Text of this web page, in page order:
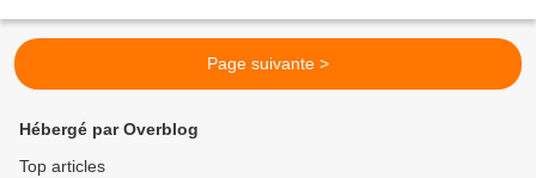
Page suivante >
Hébergé par Overblog
Top articles